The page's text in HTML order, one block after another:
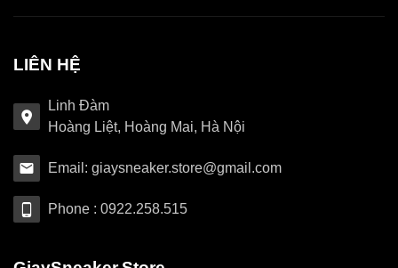
LIÊN HỆ
Linh Đàm
Hoàng Liệt, Hoàng Mai, Hà Nội
Email: giaysneaker.store@gmail.com
Phone : 0922.258.515